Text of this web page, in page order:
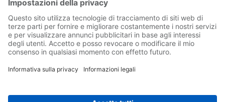
Conferma la tua presenza in Yaskawa
Seguici su...